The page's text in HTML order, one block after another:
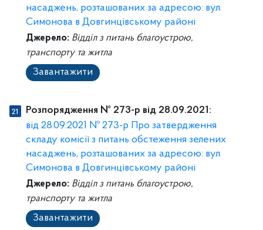
насаджень, розташованих за адресою: вул.
Симонова в Довгинцівському районі
Джерело: Відділ з питань благоустрою,
транспорту та житла
Завантажити
Розпорядження № 273-р від 28.09.2021:
від 28.09.2021 № 273-р Про затвердження
складу комісії з питань обстеження зелених
насаджень, розташованих за адресою: вул.
Симонова в Довгинцівському районі
Джерело: Відділ з питань благоустрою,
транспорту та житла
Завантажити